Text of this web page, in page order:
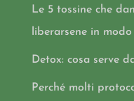
Le 5 tossine che
liberarsene in
Detox: cosa serve
Perché molti